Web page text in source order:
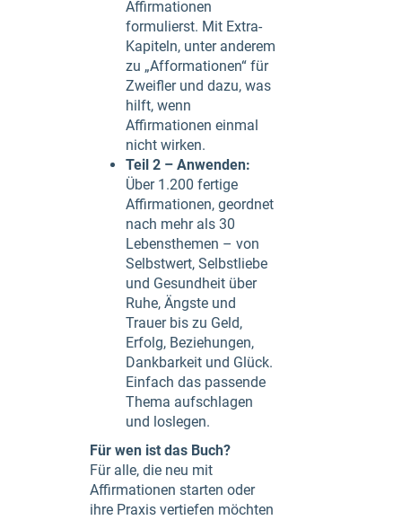
Affirmationen
formulierst. Mit Extra-
Kapiteln, unter anderem
zu „Afformationen“ für
Zweifler und dazu, was
hilft, wenn
Affirmationen einmal
nicht wirken.
Teil 2 – Anwenden:
Über 1.200 fertige
Affirmationen, geordnet
nach mehr als 30
Lebensthemen – von
Selbstwert, Selbstliebe
und Gesundheit über
Ruhe, Ängste und
Trauer bis zu Geld,
Erfolg, Beziehungen,
Dankbarkeit und Glück.
Einfach das passende
Thema aufschlagen
und loslegen.
Für wen ist das Buch?
Für alle, die neu mit
Affirmationen starten oder
ihre Praxis vertiefen möchten